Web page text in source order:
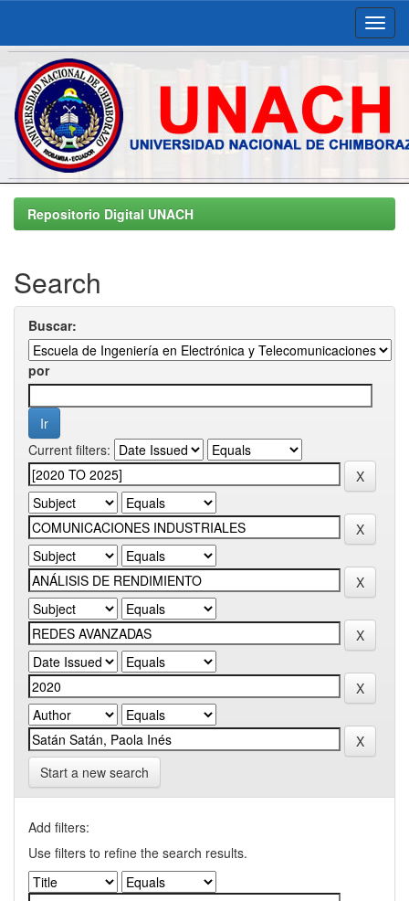
Skip
navigationRepositorio Digital UNACH
Search
Buscar:
por
Current filters:
Start a new search
Add filters:
Use filters to refine the search results.